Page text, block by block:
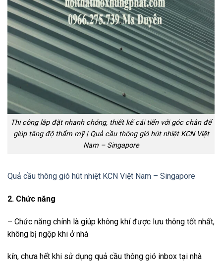
Thi công lắp đặt nhanh chóng, thiết kế cải tiến với góc chân đế
giúp tăng độ thẩm mỹ | Quả cầu thông gió hút nhiệt KCN Việt
Nam – Singapore
Quả cầu thông gió hút nhiệt KCN Việt Nam – Singapore
2. Chức năng
– Chức năng chính là giúp không khí được lưu thông tốt nhất,
không bị ngộp khi ở nhà
kín, chưa hết khi sử dụng quả cầu thông gió inbox tại nhà